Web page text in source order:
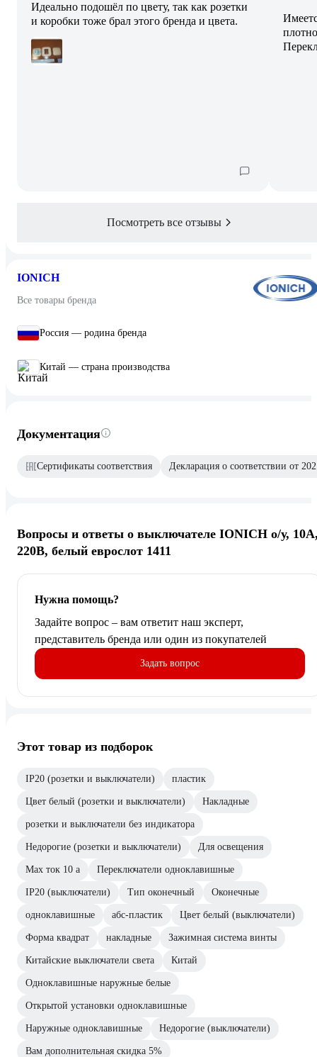
Идеально подошёл по цвету, так как розетки
и коробки тоже брал этого бренда и цвета.
Посмотреть все отзывы
IONICH
Все товары бренда
Россия — родина бренда
Китай — страна производства
Документация
Сертификаты соответствия Декларация о соответствии от
Вопросы и ответы о выключателе IONICH о/у,
220В, белый еврослот 1411
Нужна помощь?
Задайте вопрос – вам ответит наш эксперт,
представитель бренда или один из покупателей
Задать вопрос
Этот товар из подборок
IP20 (розетки и выключатели) пластик
Цвет белый (розетки и выключатели) Накладные
розетки и выключатели без индикатора
Недорогие (розетки и выключатели) Для освещения
Max ток 10 а Переключатели одноклавишные
IP20 (выключатели) Тип оконечный Оконечные
одноклавишные абс-пластик Цвет белый (выключатели)
Форма квадрат накладные Зажимная система винты
Китайские выключатели света Китай
Одноклавишные наружные белые
Открытой установки одноклавишные
Наружные одноклавишные Недорогие (выключатели)
Вам дополнительная скидка 5%